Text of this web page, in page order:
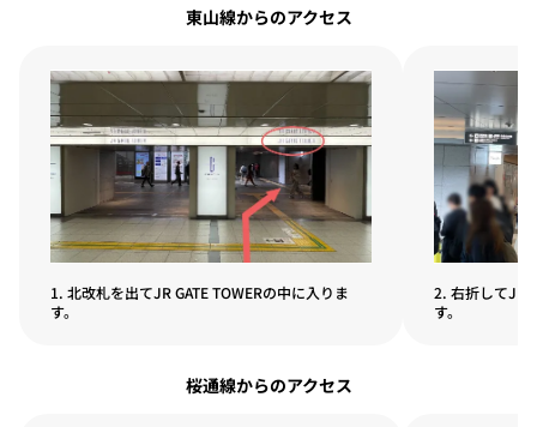
東山線からのアクセス
1. 北改札を出てJR GATE TOWERの中に入りま
す。
2. 右折してJR
す。
桜通線からのアクセス